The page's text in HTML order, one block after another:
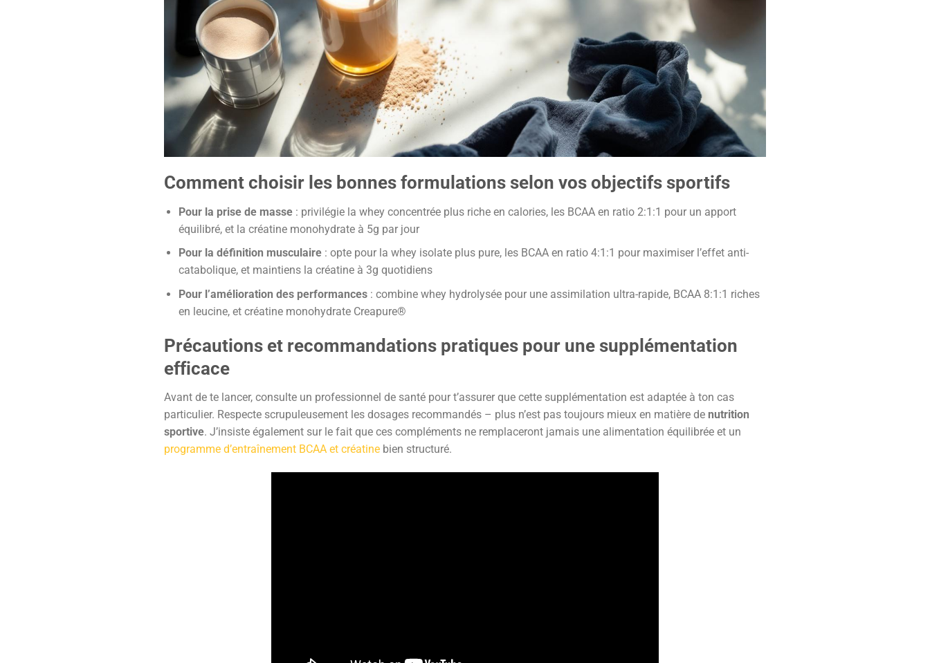
Comment choisir les bonnes formulations selon vos objectifs sportifs
Pour la prise de masse: privilégie la whey concentrée plus riche en calories, les BCAA en ratio 2:1:1 pour un apport
équilibré, et la créatine monohydrate à 5g par jour
Pour la définition musculaire: opte pour la whey isolate plus pure, les BCAA en ratio 4:1:1 pour maximiser l’effet anti-
catabolique, et maintiens la créatine à 3g quotidiens
Pour l’amélioration des performances: combine whey hydrolysée pour une assimilation ultra-rapide, BCAA 8:1:1 riches
en leucine, et créatine monohydrate Creapure®
Précautions et recommandations pratiques pour une supplémentation
efficace
Avant de te lancer, consulte un professionnel de santé pour t’assurer que cette supplémentation est adaptée à ton cas
particulier. Respecte scrupuleusement les dosages recommandés – plus n’est pas toujours mieux en matière de nutrition
sportive. J’insiste également sur le fait que ces compléments ne remplaceront jamais une alimentation équilibrée et un
programme d’entraînement BCAA et créatine bien structuré.